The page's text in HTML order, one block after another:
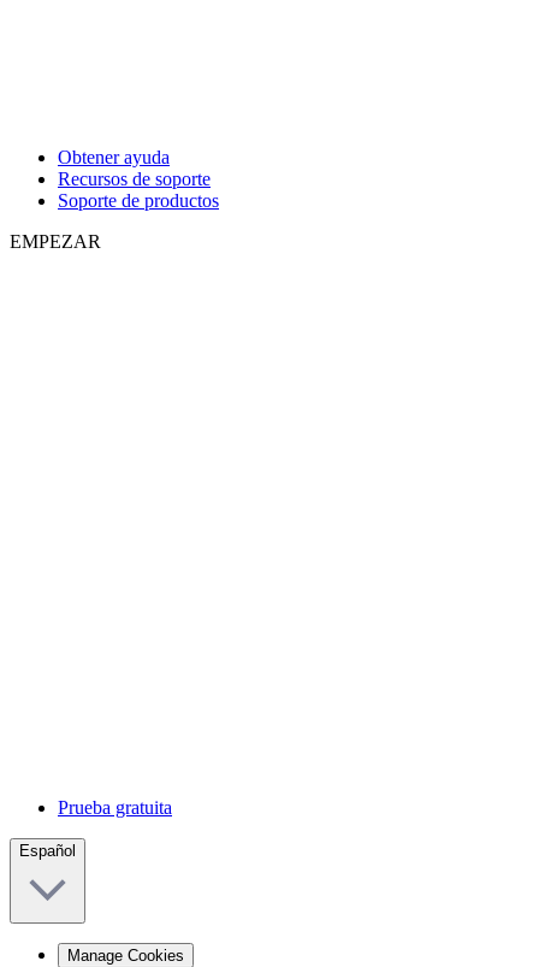
Obtener ayuda
Recursos de soporte
Soporte de productos
EMPEZAR
Prueba gratuita
Español
Manage Cookies